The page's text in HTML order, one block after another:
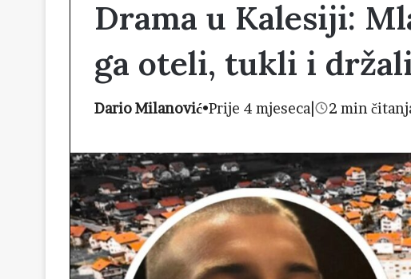
Drama u Kalesiji:
ga oteli, tukli i
Dario Milanović•Prije 4 mjeseca 2 min